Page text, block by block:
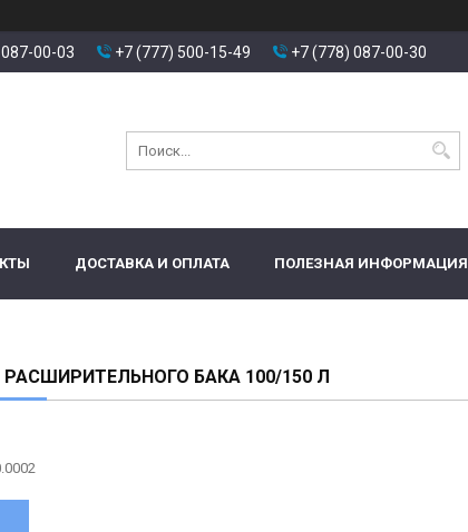
00-03 +7 (777) 500-15-49 +7 (778) 087-00-30
ДОСТАВКА И ОПЛАТА ПОЛЕЗНАЯ ИНФОРМАЦИЯ
БАКА 100/150 Л